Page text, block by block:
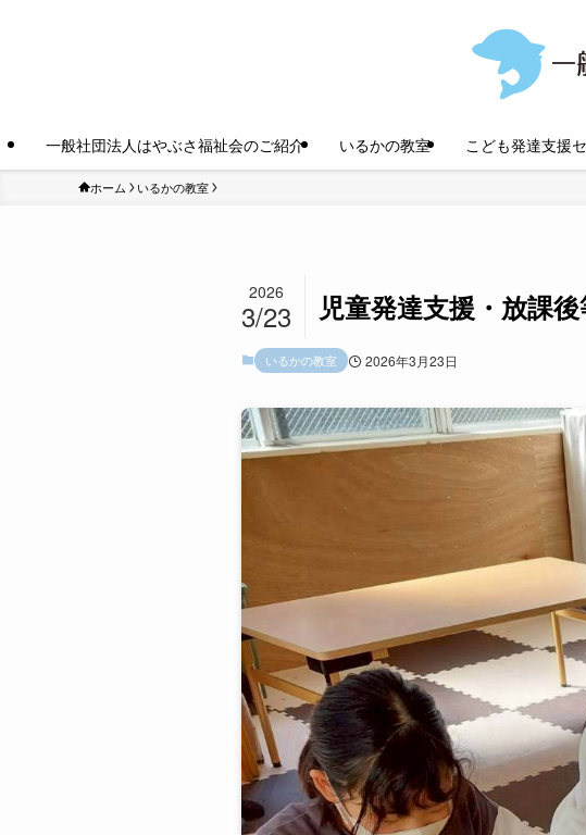
一般社団法人はやぶさ福祉会のご紹介 いるかの教室 こども発達支援
ホーム いるかの教室
児童発達支援・放課
2026
3/23
いるかの教室 2026年3月23日